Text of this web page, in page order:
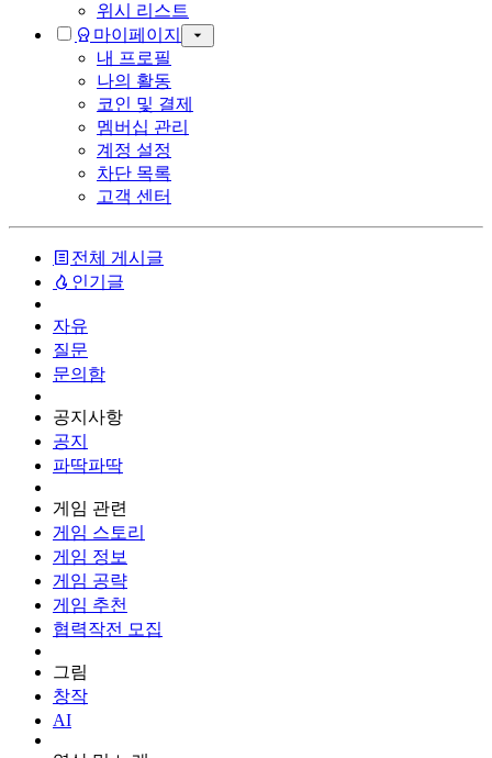
위시 리스트
마이페이지
내 프로필
나의 활동
코인 및 결제
멤버십 관리
계정 설정
차단 목록
고객 센터
전체 게시글
인기글
자유
질문
문의함
공지사항
공지
파딱파딱
게임 관련
게임 스토리
게임 정보
게임 공략
게임 추천
협력작전 모집
그림
창작
AI